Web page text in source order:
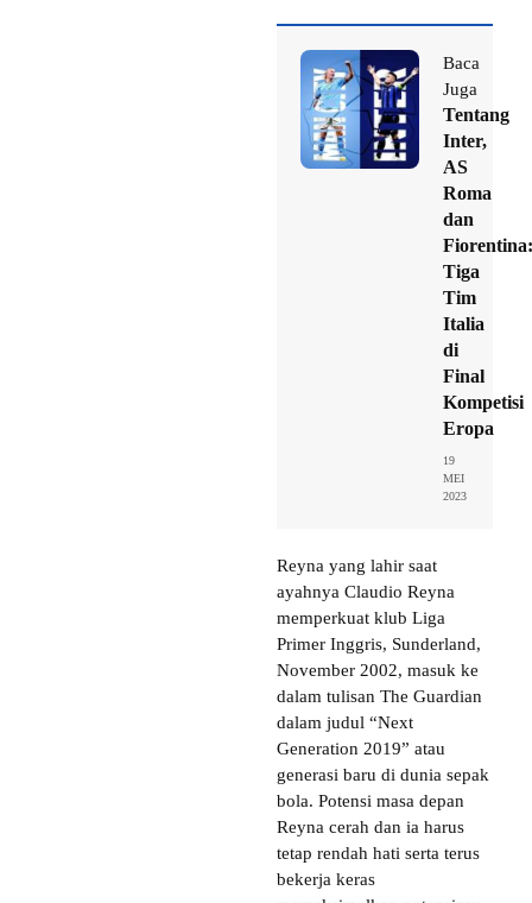
Baca
Juga
Tentang
Inter,
AS
Roma
dan
Fiorentina:
Tiga
Tim
Italia
di
Final
Kompetisi
Eropa
19
MEI
2023
Reyna yang lahir saat
ayahnya Claudio Reyna
memperkuat klub Liga
Primer Inggris, Sunderland,
November 2002, masuk ke
dalam tulisan The Guardian
dalam judul “Next
Generation 2019” atau
generasi baru di dunia sepak
bola. Potensi masa depan
Reyna cerah dan ia harus
tetap rendah hati serta terus
bekerja keras